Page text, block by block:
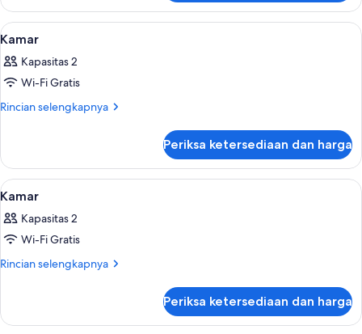
Kamar
Lihat
semua
foto
untuk
Kamar
Seprai premium, selimut bulu angsa,
5
Kamar
Kapasitas 2
Wi-Fi Gratis
Rincian selengkapnya
Rincian
Kamar
Periksa ketersediaan dan harga
Lihat
semua
foto
untuk
Kamar
Seprai premium, selimut bulu angsa,
5
Kamar
Kapasitas 2
Wi-Fi Gratis
Rincian selengkapnya
Rincian
Kamar
Periksa ketersediaan dan harga